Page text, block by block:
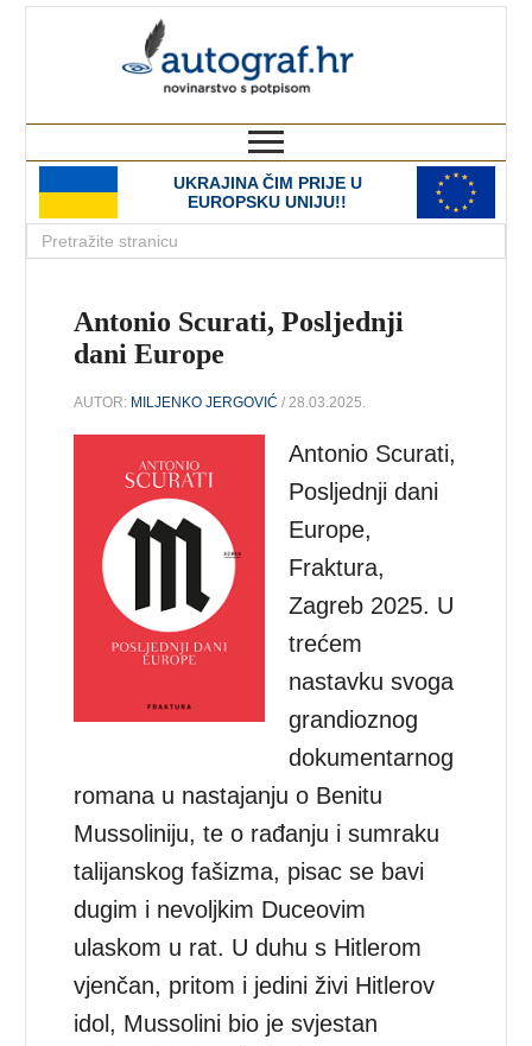
UKRAJINA ČIM PRIJE U
EUROPSKU UNIJU!!
Antonio Scurati, Posljednji
dani Europe
AUTOR: MILJENKO JERGOVIĆ / 28.03.2025.
Antonio Scurati,
Posljednji dani
Europe,
Fraktura,
Zagreb 2025. U
trećem
nastavku svoga
grandioznog
dokumentarnog
romana u nastajanju o Benitu
Mussoliniju, te o rađanju i sumraku
talijanskog fašizma, pisac se bavi
dugim i nevoljkim Duceovim
ulaskom u rat. U duhu s Hitlerom
vjenčan, pritom i jedini živi Hitlerov
idol, Mussolini bio je svjestan